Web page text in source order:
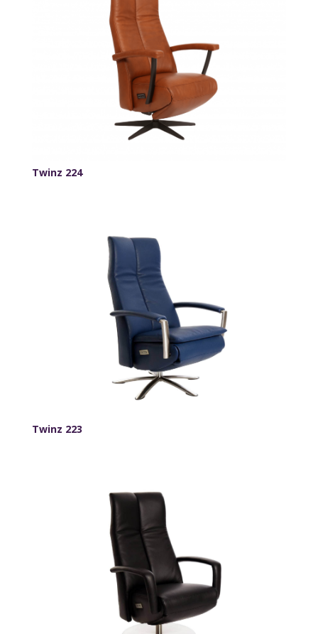
Twinz 224
Twinz 223